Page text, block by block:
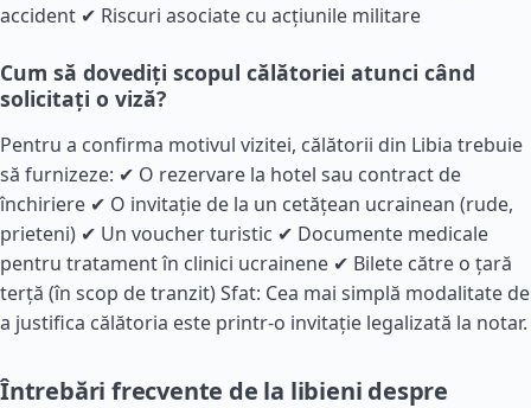
accident ✔ Riscuri asociate cu acțiunile militare
Cum să dovediți scopul călătoriei atunci când
solicitați o viză?
Pentru a confirma motivul vizitei, călătorii din Libia trebuie
să furnizeze: ✔ O rezervare la hotel sau contract de
închiriere ✔ O invitație de la un cetățean ucrainean (rude,
prieteni) ✔ Un voucher turistic ✔ Documente medicale
pentru tratament în clinici ucrainene ✔ Bilete către o țară
terță (în scop de tranzit) Sfat: Cea mai simplă modalitate de
a justifica călătoria este printr-o invitație legalizată la notar.
Întrebări frecvente de la libieni despre